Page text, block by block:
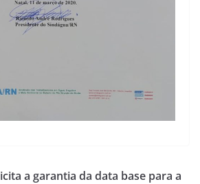
a garantia da data base para a